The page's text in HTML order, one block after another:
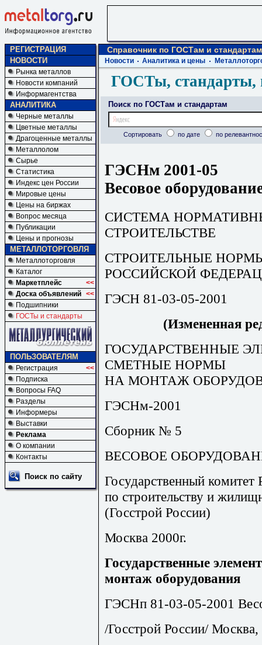
РЕГИСТРАЦИЯ
НОВОСТИ
Рынка металлов
Новости компаний
Информагентства
АНАЛИТИКА
Черные металлы
Цветные металлы
Драгоценные металлы
Металлолом
Сырье
Статистика
Индекс цен России
Мировые цены
Цены на биржах
Вопрос месяца
Публикации
Цены и прогнозы
МЕТАЛЛОТОРГОВЛЯ
Металлоторговля
Каталог
Маркетплейс
<<
Доска объявлений <<
Подшипники
ГОСТы и стандарты
ПОЛЬЗОВАТЕЛЯМ
Регистрация
<<
Подписка
Вопросы FAQ
Разделы
Информеры
Выставки
Реклама
О компании
Контакты
Поиск по сайту
Справочник по ГОСТам и стандартам
Новости Аналитика и цены
ГОСТы, стандарты,
Поиск по ГОСТам и стандартам
Сортировать по дате по
ГЭСНм 2001-05
Весовое
СИСТЕМА
СТРОИТЕЛЬСТВЕ
СТРОИТЕЛЬНЫЕ
РОССИЙСКОЙ
ГЭСН 81-03-05-2001
(Измененная
ГОСУДАРСТВЕННЫЕ
СМЕТНЫЕ НОРМЫ
НА МОНТАЖ
ГЭСНм-2001
Сборник № 5
ВЕСОВОЕ
Государственный комитет
по строительству и
(Госстрой России)
Москва 2000г.
Государственные
монтаж оборудования
ГЭСНп 81-03-05-2001
/Госстрой России/ Москва,